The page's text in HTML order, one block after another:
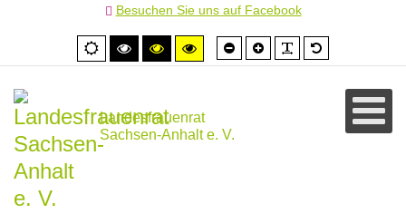
Besuchen Sie uns auf Facebook
Normale
Ansicht
Hoher
Kontrast
Hoher
Kontrast
Hoher
Kontrast
Schrift
kleiner
Schrift
größer
Landesfrauenrat
Sachsen-Anhalt e. V.